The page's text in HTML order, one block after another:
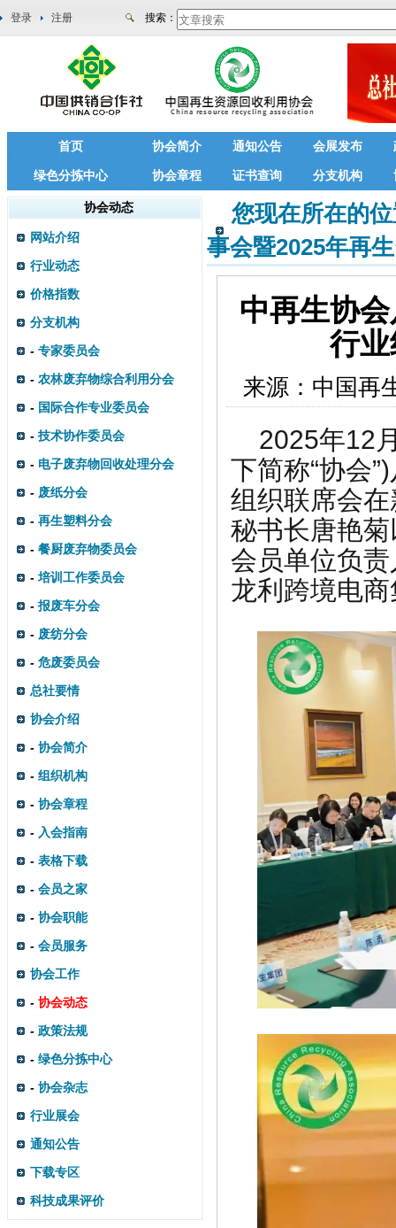
登录 注册 搜索：
首页 协会简介 通知公告 会展发布
绿色分拣中心 协会章程 证书查询 分支机构
协会动态
网站介绍
行业动态
价格指数
分支机构
- 专家委员会
- 农林废弃物综合利用分会
- 国际合作专业委员会
- 技术协作委员会
- 电子废弃物回收处理分会
- 废纸分会
- 再生塑料分会
- 餐厨废弃物委员会
-培训工作委员会
- 报废车分会
- 废纺分会
- 危废委员会
总社要情
协会介绍
- 协会简介
- 组织机构
- 协会章程
- 入会指南
- 表格下载
- 会员之家
- 协会职能
- 会员服务
协会工作
- 协会动态
- 政策法规
- 绿色分拣中心
- 协会杂志
行业展会
通知公告
下载专区
科技成果评价
您现在所在的
事会暨2025年再
中再生协
行
来源： 中国再
2025年12
下简称“协会
组织联席会
秘书长唐艳
会员单位负
龙利跨境电